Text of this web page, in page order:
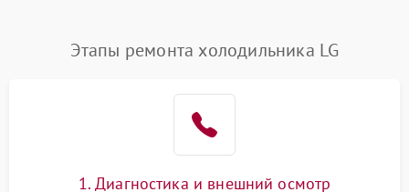
Этапы ремонта холодильника LG
1. Диагностика и внешний осмотр